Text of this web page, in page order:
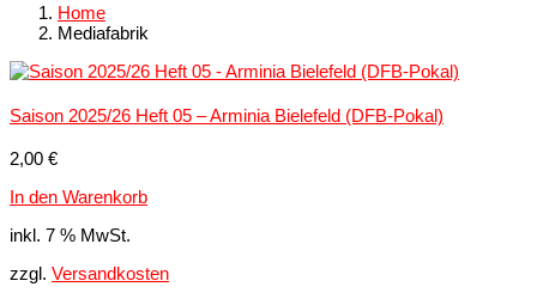
Home
Mediafabrik
Saison 2025/26 Heft 05 – Arminia Bielefeld (DFB-Pokal)
2,00 €
In den Warenkorb
inkl. 7 % MwSt.
zzgl. Versandkosten